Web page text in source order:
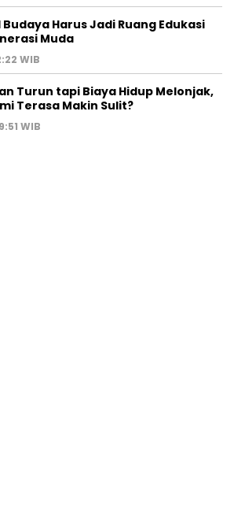
Harus Jadi Ruang Edukasi
Muda
WIB
Turun tapi Biaya Hidup Melonjak,
Terasa Makin Sulit?
WIB